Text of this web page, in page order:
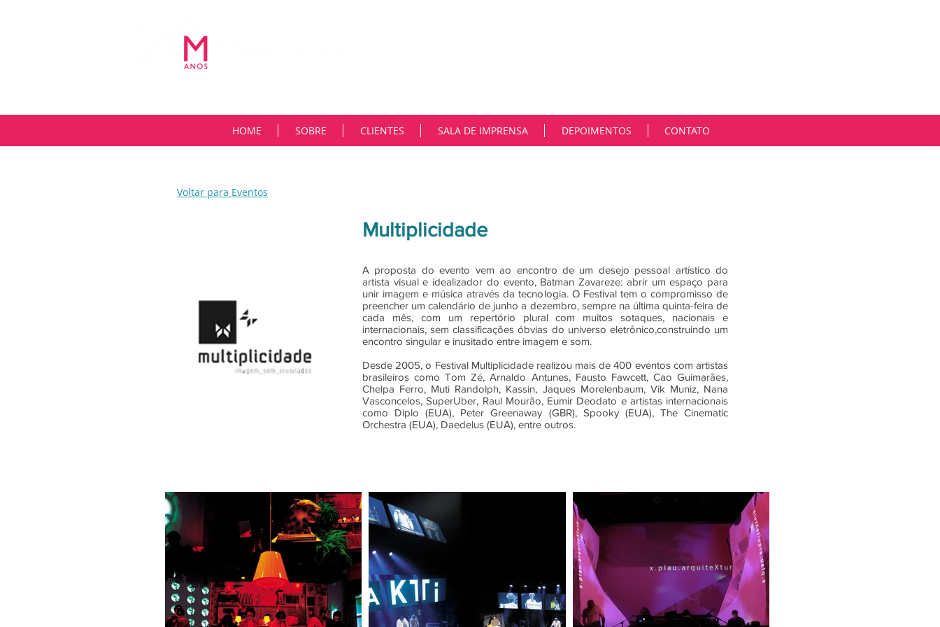
HOME SOBRE CLIENTES SALA DE IMPRENSA DEPOIMENTOS CONTATO
Voltar para Eventos
Multiplicidade
A proposta do evento vem ao encontro de um desejo pessoal artístico do
artista visual e idealizador do evento, Batman Zavareze: abrir um espaço para
unir imagem e música através da tecnologia. O Festival tem o compromisso de
preencher um calendário de junho a dezembro, sempre na última quinta-feira de
cada mês, com um repertório plural com muitos sotaques, nacionais e
internacionais, sem classificações óbvias do universo eletrônico,construindo um
encontro singular e inusitado entre imagem e som.
Desde 2005, o Festival Multiplicidade realizou mais de 400 eventos com artistas
brasileiros como Tom Zé, Arnaldo Antunes, Fausto Fawcett, Cao Guimarães,
Chelpa Ferro, Muti Randolph, Kassin, Jaques Morelenbaum, Vik Muniz, Nana
Vasconcelos, SuperUber, Raul Mourão, Eumir Deodato e artistas internacionais
como Diplo (EUA), Peter Greenaway (GBR), Spooky (EUA), The Cinematic
Orchestra (EUA), Daedelus (EUA), entre outros.